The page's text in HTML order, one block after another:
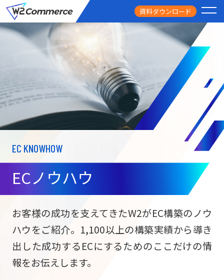
資料ダウンロード
サービス
ECサイト構築
サブスク/定期通販
ECサイト構築
PRICE
料金
FEATURE
導入事例
USEFUL
お役立ち情報
NEWS
ニュース
EC KNOWHOW
ECノウハウ
お客様の成功を支えてきたW2がEC構築のノウ
ハウをご紹介。1,100以上の構築実績から導き
出した成功するECにするためのここだけの情
報をお伝えします。